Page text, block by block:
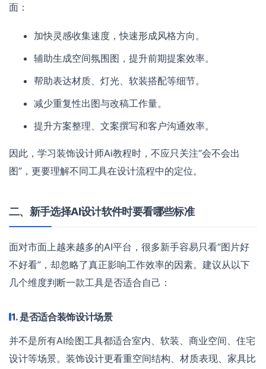
面：
加快灵感收集速度，快速形成风格方向。
辅助生成空间氛围图，提升前期提案效率。
帮助表达材质、灯光、软装搭配等细节。
减少重复性出图与改稿工作量。
提升方案整理、文案撰写和客户沟通效率。
因此，学习装饰设计师Ai教程时，不应只关注“会不会出
图”，更要理解不同工具在设计流程中的定位。
二、新手选择AI设计软件时要看哪些标准
面对市面上越来越多的AI平台，很多新手容易只看“图片好
不好看”，却忽略了真正影响工作效率的因素。建议从以下
几个维度判断一款工具是否适合自己：
1. 是否适合装饰设计场景
并不是所有AI绘图工具都适合室内、软装、商业空间、住宅
设计等场景。装饰设计更看重空间结构、材质表现、家具比